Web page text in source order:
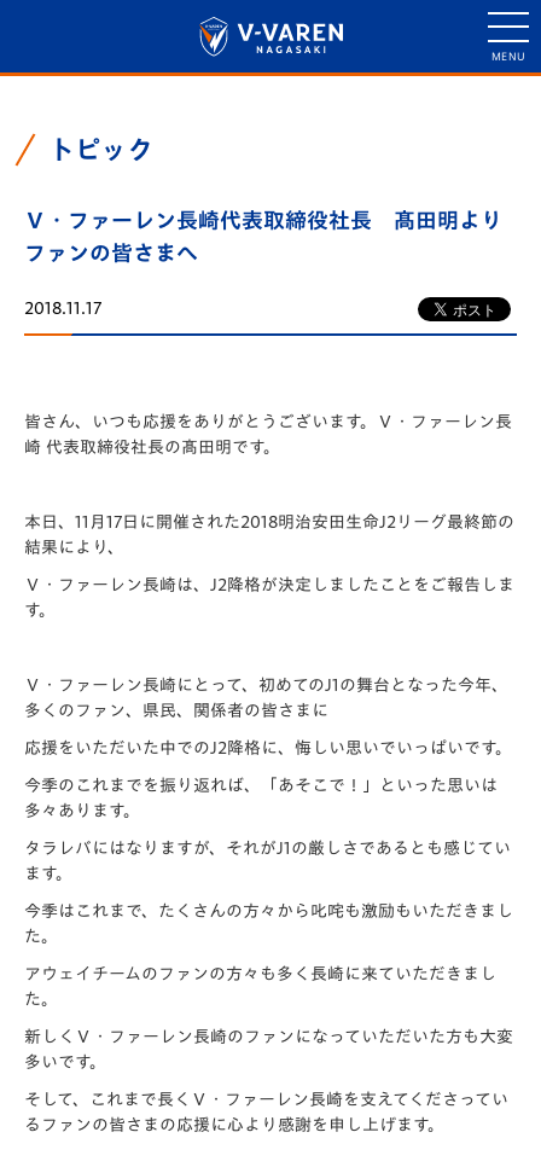
トピック
Ｖ・ファーレン長崎代表取締役社長 髙田明より
ファンの皆さまへ
2018.11.17
皆さん、いつも応援をありがとうございます。Ｖ・ファーレン長
崎 代表取締役社長の髙田明です。
本日、11月17日に開催された2018明治安田生命J2リーグ最終節の
結果により、
Ｖ・ファーレン長崎は、J2降格が決定しましたことをご報告しま
す。
Ｖ・ファーレン長崎にとって、初めてのJ1の舞台となった今年、
多くのファン、県民、関係者の皆さまに
応援をいただいた中でのJ2降格に、悔しい思いでいっぱいです。
今季のこれまでを振り返れば、「あそこで！」といった思いは
多々あります。
タラレバにはなりますが、それがJ1の厳しさであるとも感じてい
ます。
今季はこれまで、たくさんの方々から叱咤も激励もいただきまし
た。
アウェイチームのファンの方々も多く長崎に来ていただきまし
た。
新しくＶ・ファーレン長崎のファンになっていただいた方も大変
多いです。
そして、これまで長くＶ・ファーレン長崎を支えてくださってい
るファンの皆さまの応援に心より感謝を申し上げます。